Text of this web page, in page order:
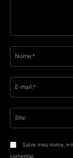
Salve meu nome,
comentar.